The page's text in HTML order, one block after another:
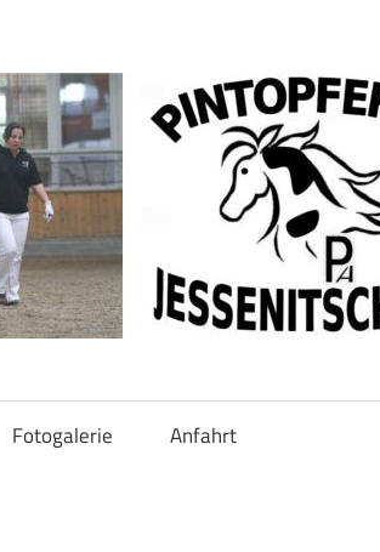
Fotogalerie Anfahrt